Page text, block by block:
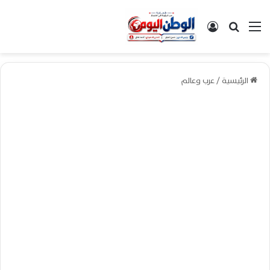
القائمةبحث عن تسجيل الدخول
الرئيسية/عرب وعالم